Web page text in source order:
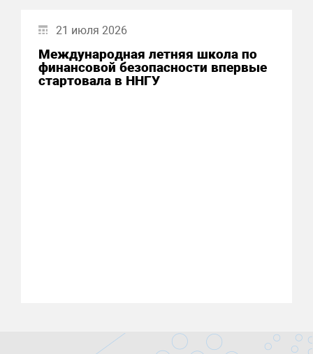
21 июля 2026
Международная летняя школа по
финансовой безопасности впервые
стартовала в ННГУ